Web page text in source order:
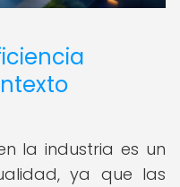
la industria es un
ya que las